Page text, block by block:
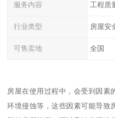
服务内容 工程质
行业类型 房屋安
可售卖地 全国
房屋在使用过程中，会受到因素
环境侵蚀等，这些因素可能导致